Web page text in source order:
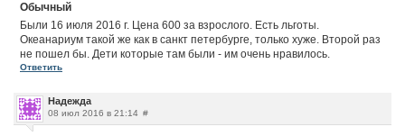
Обычный
Были 16 июля 2016 г. Цена 600 за взрослого. Есть льготы.
Океанариум такой же как в санкт петербурге, только хуже. Второй раз
не пошел бы. Дети которые там были - им очень нравилось.
Ответить
Надежда
08 июл 2016 в 21:14 #